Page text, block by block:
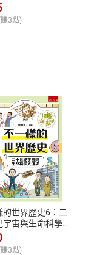
客服資訊
服務時間：週一到
13:00-17:00 (國定
客服電話：0080-
藝術如何誕生、如
人類生活【電子
3點)
的世界歷史6：二
宇宙與生命科學大
子書】
3點)